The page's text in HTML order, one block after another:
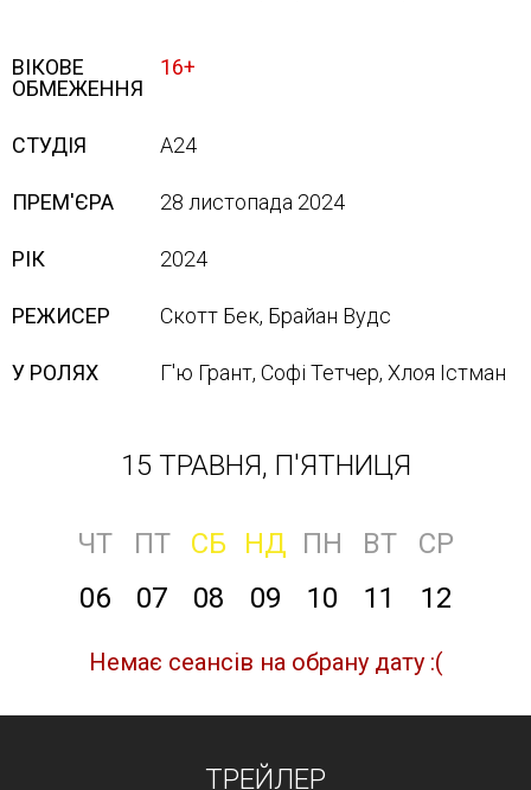
ВІКОВЕ
ОБМЕЖЕННЯ
16+
СТУДІЯ A24
ПРЕМ'ЄРА 28 листопада 2024
РІК 2024
РЕЖИСЕР Скотт Бек, Брайан Вудс
У РОЛЯХ Г'ю Грант, Софі Тетчер, Хлоя Істман
15 ТРАВНЯ, П'ЯТНИЦЯ
ЧТ ПТ СБ НД ПН ВТ
СР
06
07 08 09 10 11 12
Немає сеансів на обрану дату :(
ТРЕЙЛЕР